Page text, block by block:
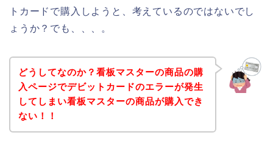
トカードで購入しようと、考えているのではないでし
ょうか？でも、、、。
どうしてなのか？看板マスターの商品の購
入ページでデビットカードのエラーが発生
してしまい看板マスターの商品が購入でき
ない！！